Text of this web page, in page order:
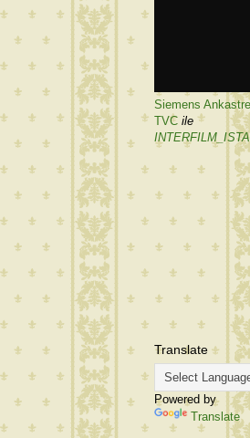
Siemens
TVC ile
Translate
Powered by
Translate